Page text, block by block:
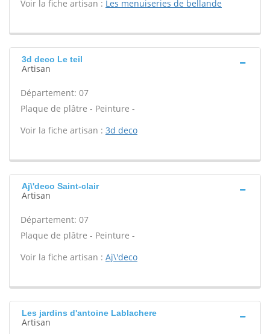
Voir la fiche artisan : Les menuiseries de bellande
3d deco Le teil
Artisan
Département: 07
Plaque de plâtre - Peinture -
Voir la fiche artisan : 3d deco
Aj\'deco Saint-clair
Artisan
Département: 07
Plaque de plâtre - Peinture -
Voir la fiche artisan : Aj\'deco
Les jardins d'antoine Lablachere
Artisan